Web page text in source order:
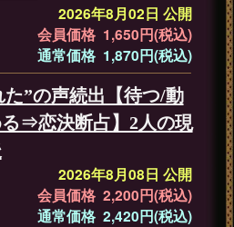
2026年8月02日 公開
会員価格 1,650円(税込)
通常価格 1,870円(税込)
た”の声続出【待つ/動
る⇒恋決断占】2人の現
2026年8月08日 公開
会員価格 2,200円(税込)
通常価格 2,420円(税込)